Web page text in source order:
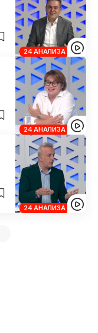
24 АНАЛИЗА
24 АНАЛИЗА
24 АНАЛИЗА